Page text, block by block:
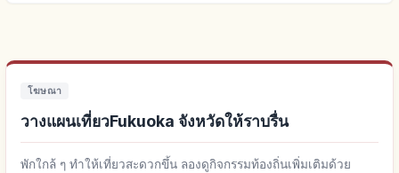
โฆษณา
วางแผนเที่ยวFukuoka จังหวัดให้ราบรื่น
พักใกล้ ๆ ทำให้เที่ยวสะดวกขึ้น ลองดูกิจกรรมท้องถิ่นเพิ่มเติมด้วย